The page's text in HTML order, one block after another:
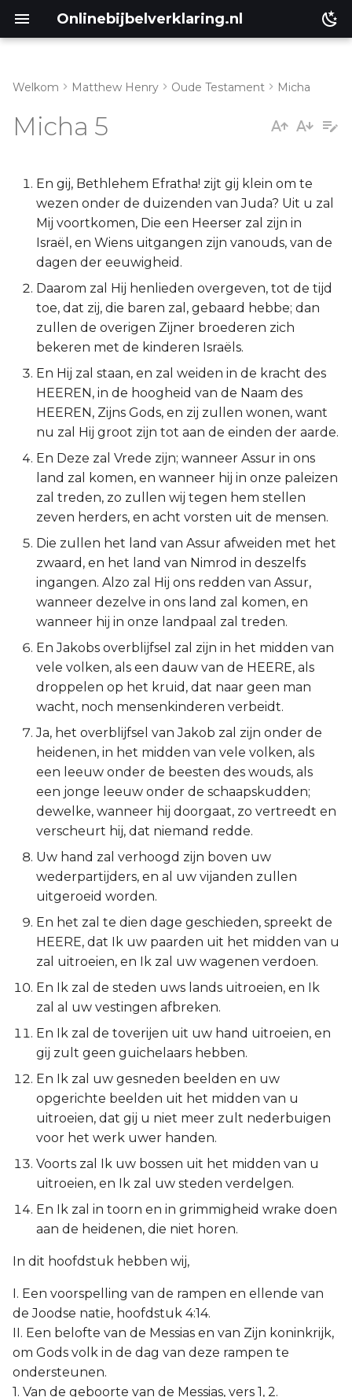
Onlinebijbelverklaring.nl
Lukas
Johannes
Handelingen
Romeinen
1 Korinthe
2 Korinthe
Galaten
Éfeze
Filipenzen
1 Thessalonicenzen
2 Thessalonicenzen
1 Timótheüs
2 Timótheüs
Filémon
Hebreeën
Jakobus
1 Petrus
2 Petrus
1 Johannes
2 Johannes
3 Johannes
Judas
Openbaring
Welkom Matthew Henry Oude Testament Micha
Micha 5
En gij, Bethlehem Efratha! zijt gij klein om te
wezen onder de duizenden van Juda? Uit u zal
Mij voortkomen, Die een Heerser zal zijn in
Israël, en Wiens uitgangen zijn vanouds, van de
dagen der eeuwigheid.
Daarom zal Hij henlieden overgeven, tot de tijd
toe, dat zij, die baren zal, gebaard hebbe; dan
zullen de overigen Zijner broederen zich
bekeren met de kinderen Israëls.
En Hij zal staan, en zal weiden in de kracht des
HEEREN, in de hoogheid van de Naam des
HEEREN, Zijns Gods, en zij zullen wonen, want
nu zal Hij groot zijn tot aan de einden der aarde.
En Deze zal Vrede zijn; wanneer Assur in ons
land zal komen, en wanneer hij in onze paleizen
zal treden, zo zullen wij tegen hem stellen
zeven herders, en acht vorsten uit de mensen.
Die zullen het land van Assur afweiden met het
zwaard, en het land van Nimrod in deszelfs
ingangen. Alzo zal Hij ons redden van Assur,
wanneer dezelve in ons land zal komen, en
wanneer hij in onze landpaal zal treden.
En Jakobs overblijfsel zal zijn in het midden van
vele volken, als een dauw van de HEERE, als
droppelen op het kruid, dat naar geen man
wacht, noch mensenkinderen verbeidt.
Ja, het overblijfsel van Jakob zal zijn onder de
heidenen, in het midden van vele volken, als
een leeuw onder de beesten des wouds, als
een jonge leeuw onder de schaapskudden;
dewelke, wanneer hij doorgaat, zo vertreedt en
verscheurt hij, dat niemand redde.
Uw hand zal verhoogd zijn boven uw
wederpartijders, en al uw vijanden zullen
uitgeroeid worden.
En het zal te dien dage geschieden, spreekt de
HEERE, dat Ik uw paarden uit het midden van u
zal uitroeien, en Ik zal uw wagenen verdoen.
En Ik zal de steden uws lands uitroeien, en Ik
zal al uw vestingen afbreken.
En Ik zal de toverijen uit uw hand uitroeien, en
gij zult geen guichelaars hebben.
En Ik zal uw gesneden beelden en uw
opgerichte beelden uit het midden van u
uitroeien, dat gij u niet meer zult nederbuigen
voor het werk uwer handen.
Voorts zal Ik uw bossen uit het midden van u
uitroeien, en Ik zal uw steden verdelgen.
En Ik zal in toorn en in grimmigheid wrake doen
aan de heidenen, die niet horen.
In dit hoofdstuk hebben wij,
I. Een voorspelling van de rampen en ellende van
de Joodse natie, hoofdstuk 4:14.
II. Een belofte van de Messias en van Zijn koninkrijk,
om Gods volk in de dag van deze rampen te
ondersteunen.
1. Van de geboorte van de Messias, vers 1, 2.